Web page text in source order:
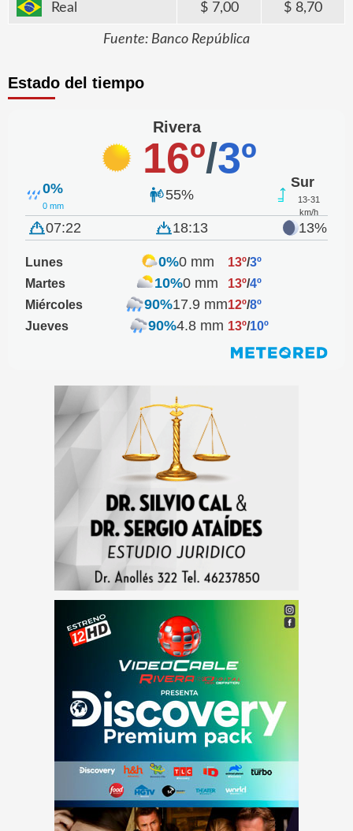
Real 7,00 8,70
Fuente: Banco República
Estado del tiempo
Rivera
16º/3º
0%
0 mm
55%
Sur
13-31
km/h
07:22 18:13 13%
Lunes 0%0 mm 13º/3º
Martes
10%0 mm 13º/4º
Miércoles
90%17.9 mm12º/8º
Jueves
90%4.8 mm 13º/10º